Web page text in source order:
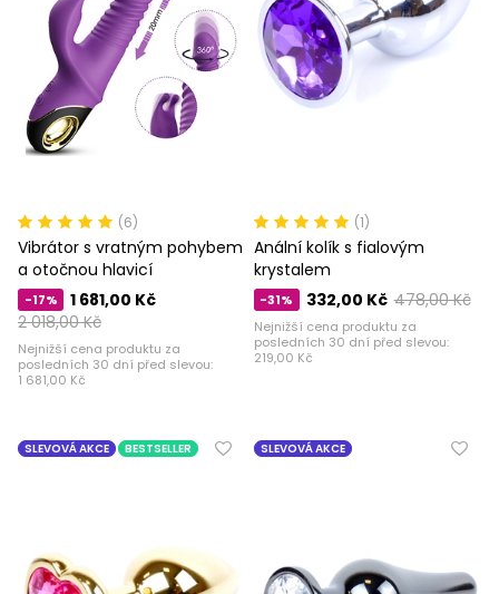
(6)
Vibrátor s vratným pohybem
a otočnou hlavicí
-17%
2 018,00 Kč
1 681,00 Kč
Nejnižší cena produktu za
posledních 30 dní před slevou:
1 681,00 Kč
(1)
Anální kolík s fialovým
krystalem
-31% 478,00 Kč
332,00 Kč
Nejnižší cena produktu za
posledních 30 dní před slevou:
219,00 Kč
SLEVOVÁ AKCE BESTSELLER SLEVOVÁ AKCE